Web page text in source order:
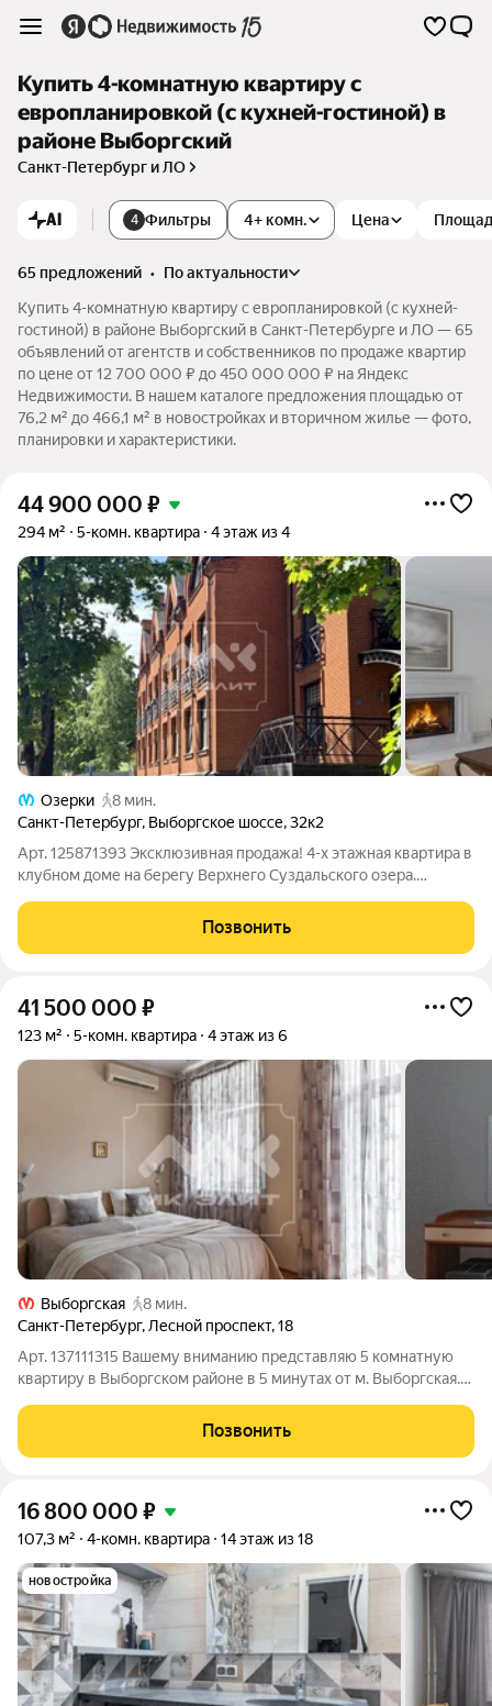
Купить 4-комнатную квартиру с
европланировкой (с кухней-гостиной) в
районе Выборгский
Санкт-Петербург и ЛО
AI 4 Фильтры 4+ комн. Цена
65 предложений •
по актуальности
Купить 4-комнатную квартиру с европланировкой (с кухней-
гостиной) в районе Выборгский в Санкт-Петербурге и ЛО — 65
объявлений от агентств и собственников по продаже квартир
по цене от 12 700 000 ₽ до 450 000 000 ₽ на Яндекс
Недвижимости. В нашем каталоге предложения площадью от
76,2 м² до 466,1 м² в новостройках и вторичном жилье — фото,
планировки и характеристики.
44 900 000 ₽
294 м² 5-комн. квартира 4 этаж из 4
Озерки
8 мин.
Санкт-Петербург, Выборгское шоссе,32к2
Арт. 125871393 Эксклюзивная продажа! 4-х этажная квартира в
клубном доме на берегу Верхнего Суздальского озера.
Подземный паркинг на 4 автомобиля входит в стоимость!
ЛОКАЦИЯ Таунхаус расположен в
Позвонить
41 500 000 ₽
123 м² 5-комн. квартира 4 этаж из 6
Выборгская
8 мин.
Санкт-Петербург, Лесной проспект,18
Арт. 137111315 Вашему вниманию представляю 5 комнатную
квартиру в Выборгском районе в 5 минутах от м. Выборгская.
гостиную 29 м2, кухню, 2 сан. узла и балкон, с видом на
зеленый тихий двор. В
Позвонить
16 800 000 ₽
107,3 м² 4-комн. квартира 14 этаж из 18
новостройка